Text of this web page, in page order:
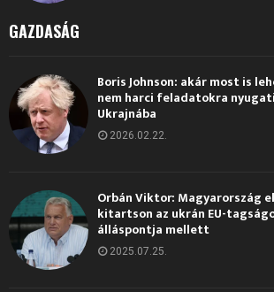
GAZDASÁG
Boris Johnson: akár most is
nem harci feladatokra
Ukrajnába
2026.02.22.
Orbán Viktor: Magyarország
kitartson az ukrán EU-
álláspontja mellett
2025.07.25.